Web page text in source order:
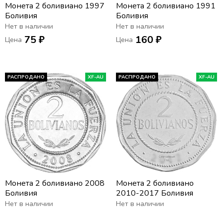
Монета 2 боливиано 1997
Боливия
Нет в наличии
Цена 75 ₽
Монета 2 боливиано 1991
Боливия
Нет в наличии
Цена 160 ₽
РАСПРОДАНО XF-AU
Монета 2 боливиано 2008
Боливия
Нет в наличии
РАСПРОДАНО XF-AU
Монета 2 боливиано
2010-2017 Боливия
Нет в наличии